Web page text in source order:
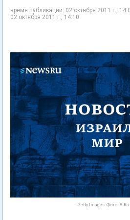
время публикации: 02 октября 2011 г.,
02 октября 2011 г., 14:10
Getty Images. Фото: